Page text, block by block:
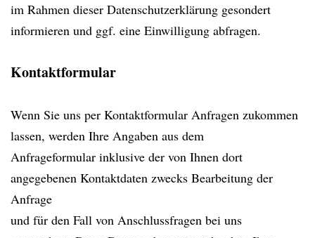
im Rahmen dieser Datenschutzerklärung gesondert
informieren und ggf. eine Einwilligung abfragen.
Kontaktformular
Wenn Sie uns per Kontaktformular Anfragen zukommen
lassen, werden Ihre Angaben aus dem
Anfrageformular inklusive der von Ihnen dort
angegebenen Kontaktdaten zwecks Bearbeitung der
Anfrage
und für den Fall von Anschlussfragen bei uns